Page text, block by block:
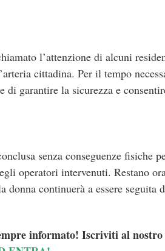
l’attenzione di alcuni
cittadina. Per il tempo
di garantire la sicurezza e
senza conseguenze fisiche
operatori intervenuti. Restano
donna continuerà a essere
informato! Iscriviti al